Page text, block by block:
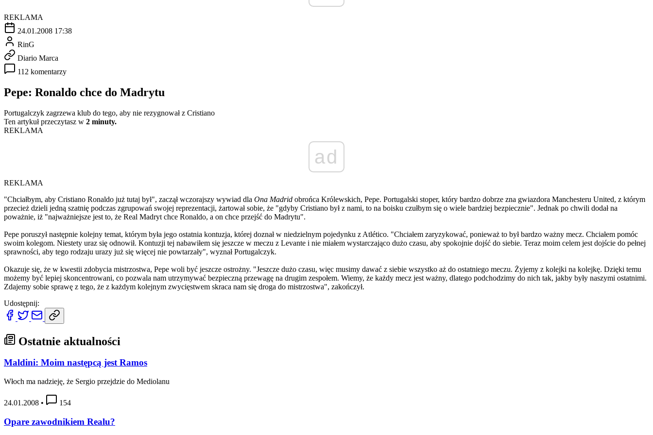
REKLAMA
24.01.2008 17:38
RinG
Diario Marca
112 komentarzy
Pepe: Ronaldo chce do Madrytu
Portugalczyk zagrzewa klub do tego, aby nie rezygnował z Cristiano
Ten artykuł przeczytasz w 2 minuty.
REKLAMA
ad
REKLAMA
"Chciałbym, aby Cristiano Ronaldo już tutaj był", zaczął wczorajszy wywiad dla Ona Madrid obrońca Królewskich, Pepe. Portugalski stoper, który bardzo dobrze zna gwiazdora Manchesteru United, z którym
przecież dzieli jedną szatnię podczas zgrupowań swojej reprezentacji, żartował sobie, że "gdyby Cristiano był z nami, to na boisku czułbym się o wiele bardziej bezpiecznie". Jednak po chwili dodał na
poważnie, iż "najważniejsze jest to, że Real Madryt chce Ronaldo, a on chce przejść do Madrytu".
Pepe poruszył następnie kolejny temat, którym była jego ostatnia kontuzja, której doznał w niedzielnym pojedynku z Atlético. "Chciałem zaryzykować, ponieważ to był bardzo ważny mecz. Chciałem pomóc
swoim kolegom. Niestety uraz się odnowił. Kontuzji tej nabawiłem się jeszcze w meczu z Levante i nie miałem wystarczająco dużo czasu, aby spokojnie dojść do siebie. Teraz moim celem jest dojście do pełnej
sprawności, aby tego rodzaju urazy już się więcej nie powtarzały", wyznał Portugalczyk.
Okazuje się, że w kwestii zdobycia mistrzostwa, Pepe woli być jeszcze ostrożny. "Jeszcze dużo czasu, więc musimy dawać z siebie wszystko aż do ostatniego meczu. Żyjemy z kolejki na kolejkę. Dzięki temu
możemy być lepiej skoncentrowani, co pozwala nam utrzymywać bezpieczną przewagę na drugim zespołem. Wiemy, że każdy mecz jest ważny, dlatego podchodzimy do nich tak, jakby były naszymi ostatnimi.
Zdajemy sobie sprawę z tego, że z każdym kolejnym zwycięstwem skraca nam się droga do mistrzostwa", zakończył.
Udostępnij:
Ostatnie aktualności
Maldini: Moim następcą jest Ramos
Włoch ma nadzieję, że Sergio przejdzie do Mediolanu
24.01.2008 • 154
Opare zawodnikiem Realu?